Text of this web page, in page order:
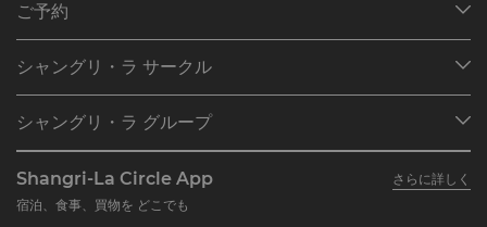
ご予約
ご予約の検索
レストラン＆バー
シャングリ・ラ サークル
シャングリ・ラ サークルに入会
よくあるお問合せや質問
SLCに関するお問い合わせ
シャングリ・ラ グループ
シャングリ・ラ ブランド
シャングリ・ラ センター
採用情報
企業の社会的責任
Shangri-La Circle App
さらに詳しく
宿泊、食事、買物を どこでも